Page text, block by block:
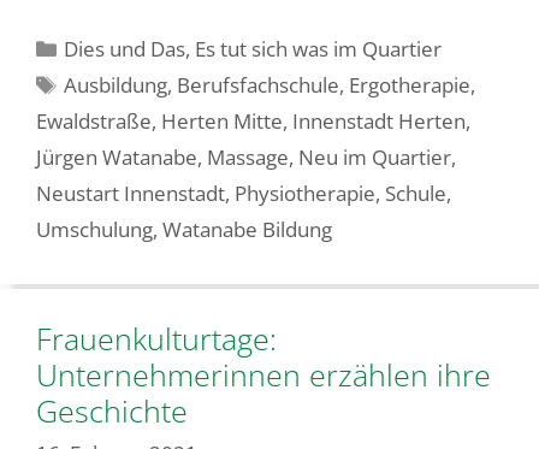
Kategorien
Dies und Das, Es tut sich was im Quartier
Schlagwörter
Ausbildung, Berufsfachschule, Ergotherapie,
Ewaldstraße, Herten Mitte, Innenstadt Herten,
Jürgen Watanabe, Massage, Neu im Quartier,
Neustart Innenstadt, Physiotherapie, Schule,
Umschulung, Watanabe Bildung
Frauenkulturtage:
Unternehmerinnen erzählen ihre
Geschichte